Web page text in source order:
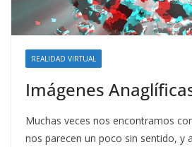
REALIDAD VIRTUAL
Imágenes
Muchas veces nos encontramos
nos parecen un poco sin sentido, y